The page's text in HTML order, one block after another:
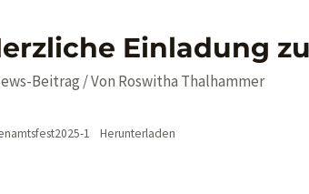
Einladung
Beitrag / Von Roswitha Thalhammer
1 Herunterladen